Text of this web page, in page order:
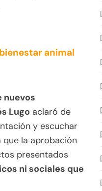
animal
nuevos
Lugo aclaró de
y escuchar
que la aprobación
presentados
ni sociales que